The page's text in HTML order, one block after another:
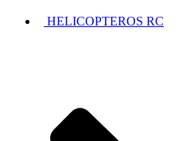
HELICOPTEROS RC